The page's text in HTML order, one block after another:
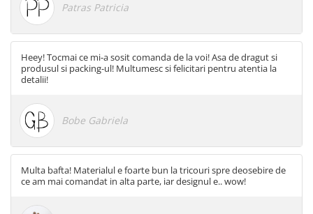
Patras Patricia
Heey! Tocmai ce mi-a sosit comanda de la voi! Asa de dragut si
produsul si packing-ul! Multumesc si felicitari pentru atentia la
detalii!
Bobe Gabriela
Multa bafta! Materialul e foarte bun la tricouri spre deosebire de
ce am mai comandat in alta parte, iar designul e.. wow!